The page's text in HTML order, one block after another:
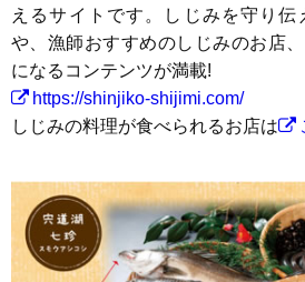
えるサイトです。しじみを守り
や、漁師おすすめのしじみのお店
になるコンテンツが満載!
https://shinjiko-shijimi.com/
しじみの料理が食べられるお店は